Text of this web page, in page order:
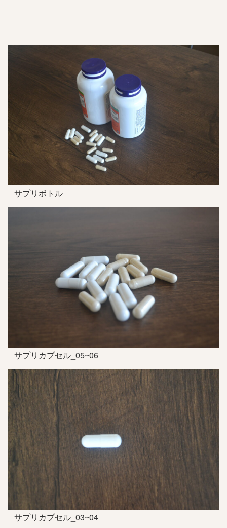
サプリボトル
サプリカプセル_05~06
サプリカプセル_03~04